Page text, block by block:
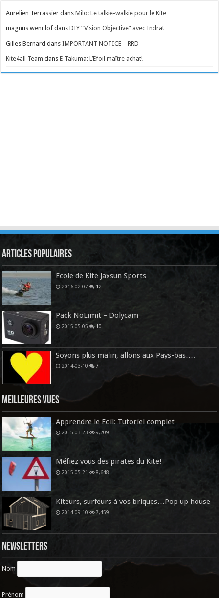
Aurelien Terrassier dansMilo: Le talkie-walkie pour le Kite
magnus wennlof dansDIY “Vision Objective” avec Indra!
Gilles Bernard dansIMPORTANT NOTICE – RRD
Kite4all Team dansE-Takuma: L’Efoil maître achat!
Articles Populaires
Ecole de Kite Jaxsun Sports
2016-02-07 12
Pack NoLimit – Dolycam
2015-05-05 10
Soyons plus malin, allons aux Pays-bas….
2014-03-10 7
Meilleures vues
Apprendre le Foil: Tutoriel complet
2015-03-23 9,209
Méfiez vous des pirates du Kite!
2015-05-21 8,648
Kiteurs, surfeurs à vos briques…Pop up house
2014-09-10 7,459
Newsletters
Nom
Prénom